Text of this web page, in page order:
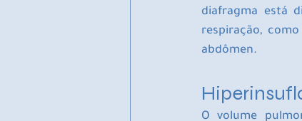
diafragma está
respiração,
abdômen.
O volume